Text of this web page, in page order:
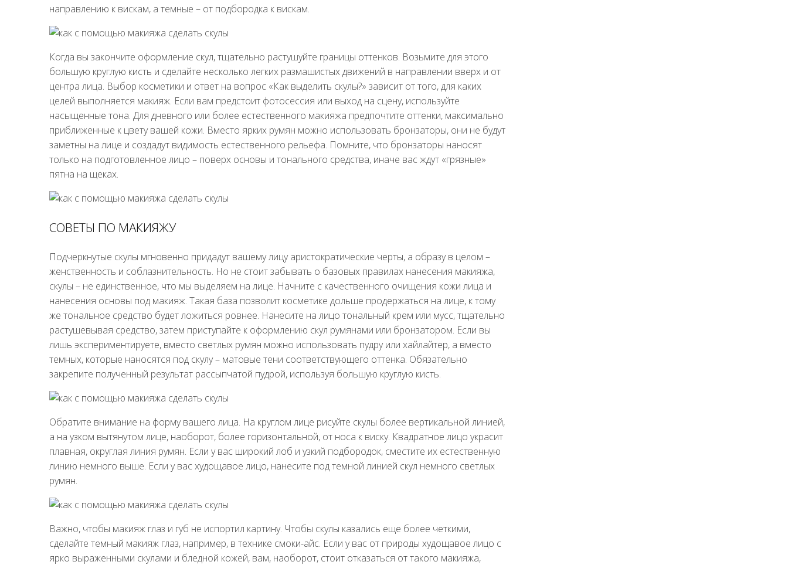
направлению к вискам, а темные – от подбородка к вискам.
Когда вы закончите оформление скул, тщательно растушуйте границы оттенков. Возьмите для этого
большую круглую кисть и сделайте несколько легких размашистых движений в направлении вверх и от
центра лица. Выбор косметики и ответ на вопрос «Как выделить скулы?» зависит от того, для каких
целей выполняется макияж. Если вам предстоит фотосессия или выход на сцену, используйте
насыщенные тона. Для дневного или более естественного макияжа предпочтите оттенки, максимально
приближенные к цвету вашей кожи. Вместо ярких румян можно использовать бронзаторы, они не будут
заметны на лице и создадут видимость естественного рельефа. Помните, что бронзаторы наносят
только на подготовленное лицо – поверх основы и тонального средства, иначе вас ждут «грязные»
пятна на щеках.
СОВЕТЫ ПО МАКИЯЖУ
Подчеркнутые скулы мгновенно придадут вашему лицу аристократические черты, а образу в целом –
женственность и соблазнительность. Но не стоит забывать о базовых правилах нанесения макияжа,
скулы – не единственное, что мы выделяем на лице. Начните с качественного очищения кожи лица и
нанесения основы под макияж. Такая база позволит косметике дольше продержаться на лице, к тому
же тональное средство будет ложиться ровнее. Нанесите на лицо тональный крем или мусс, тщательно
растушевывая средство, затем приступайте к оформлению скул румянами или бронзатором. Если вы
лишь экспериментируете, вместо светлых румян можно использовать пудру или хайлайтер, а вместо
темных, которые наносятся под скулу – матовые тени соответствующего оттенка. Обязательно
закрепите полученный результат рассыпчатой пудрой, используя большую круглую кисть.
Обратите внимание на форму вашего лица. На круглом лице рисуйте скулы более вертикальной линией,
а на узком вытянутом лице, наоборот, более горизонтальной, от носа к виску. Квадратное лицо украсит
плавная, округлая линия румян. Если у вас широкий лоб и узкий подбородок, сместите их естественную
линию немного выше. Если у вас худощавое лицо, нанесите под темной линией скул немного светлых
румян.
Важно, чтобы макияж глаз и губ не испортил картину. Чтобы скулы казались еще более четкими,
сделайте темный макияж глаз, например, в технике смоки-айс. Если у вас от природы худощавое лицо с
ярко выраженными скулами и бледной кожей, вам, наоборот, стоит отказаться от такого макияжа,